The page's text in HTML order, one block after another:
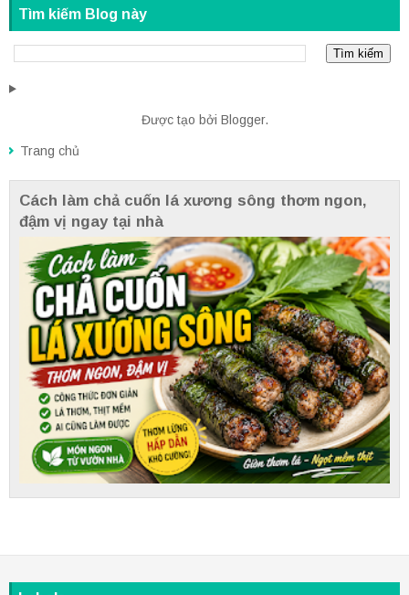
Tìm kiếm Blog này
Được tạo bởi Blogger.
Trang chủ
Cách làm chả cuốn lá xương sông thơm ngon,
đậm vị ngay tại nhà